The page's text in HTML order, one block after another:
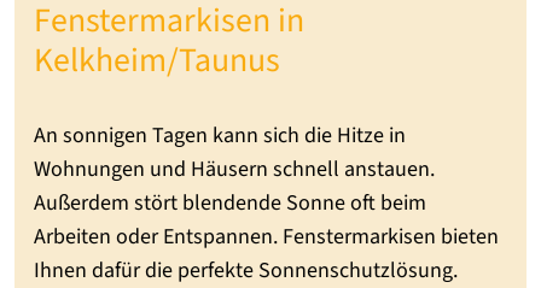
Fenstermarkisen in
Kelkheim/Taunus
An sonnigen Tagen kann sich die Hitze in
Wohnungen und Häusern schnell anstauen.
Außerdem stört blendende Sonne oft beim
Arbeiten oder Entspannen. Fenstermarkisen bieten
Ihnen dafür die perfekte Sonnenschutzlösung.